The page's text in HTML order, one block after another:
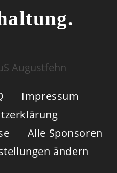
Impressum
Alle Sponsoren
ändern